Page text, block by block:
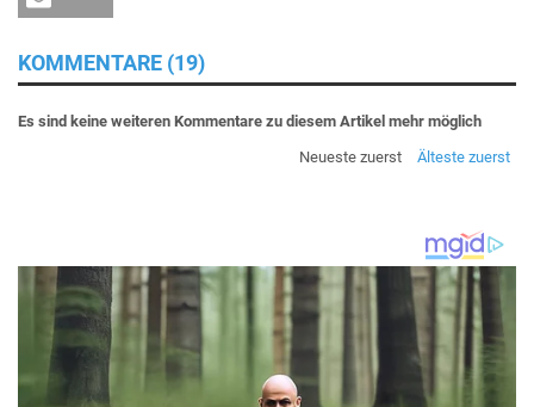
KOMMENTARE (19)
Es sind keine weiteren Kommentare zu diesem Artikel mehr möglich
Neueste zuerst
Älteste zuerst